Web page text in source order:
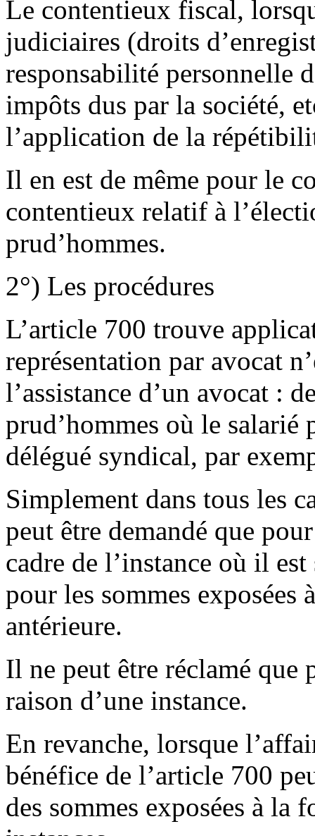
Le contentieux fiscal,
judiciaires (droits
responsabilité personnelle
impôts dus par la société,
l’application de la
Il en est de même pour le
contentieux relatif à
prud’hommes.
2°) Les procédures
L’article 700 trouve
représentation par avocat
l’assistance d’un avocat :
prud’hommes où le salarié
délégué syndical, par
Simplement dans tous les
peut être demandé que
cadre de l’instance où il
pour les sommes exposées
antérieure.
Il ne peut être réclamé que
raison d’une instance.
En revanche, lorsque
bénéfice de l’article 700
des sommes exposées à la